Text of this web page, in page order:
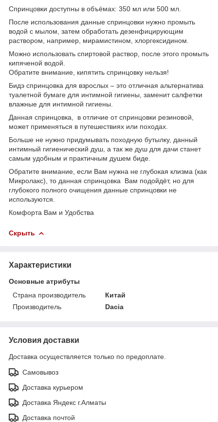
Спринцовки доступны в объёмах: 350 мл или 500 мл.
После использования данные спринцовки нужно промыть
водой с мылом, затем обработать дезенфицирующим
раствором, например, мирамистином, хлоргексидином.
Можно использовать спиртовой раствор, после этого промыть
кипяченой водой.
Обратите внимание, кипятить спринцовку нельзя!
Бидэ спринцовка для взрослых – это отличная альтернатива
туалетной бумаге для интимной гигиены, заменит салфетки
влажные для интимной гигиены.
Данная спринцовка, в отличие от спринцовки резиновой,
может применяться в путешествиях или походах.
Больше не нужно придумывать походную бутылку, данный
интимный гигиенический душ, а так же душ для дачи станет
самым удобным и практичным душем биде.
Обратите внимание, если Вам нужна не глубокая клизма (как
Микролакс), то данная спринцовка Вам подойдёт, но для
глубокого полного очищения данные спринцовки не
используются.
Комфорта Вам и Удобства
Скрыть
Характеристики
Основные атрибуты
Страна производитель
Китай
Производитель
Dacia
Условия доставки
Доставка осуществляется только по предоплате.
Самовывоз
Доставка курьером
Доставка Яндекс г.Алматы
Доставка почтой